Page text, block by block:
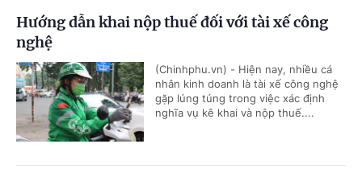
Hướng dẫn khai nộp thuế đối với tài xế công
nghệ
(Chinhphu.vn) - Hiện nay, nhiều cá
nhân kinh doanh là tài xế công nghệ
gặp lúng túng trong việc xác định
nghĩa vụ kê khai và nộp thuế....